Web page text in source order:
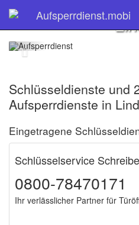
Aufsperrdienst.mobi
Schlüsseldienste und
Aufsperrdienste in
Eingetragene
Schlüsselservice
0800-78470171
Ihr verlässlicher Partner für